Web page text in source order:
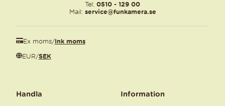
Tel: 0510 - 129 00
Mail: service@funkamera.se
Ex moms/Ink moms
EUR/SEK
Handla Information